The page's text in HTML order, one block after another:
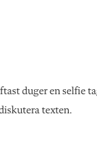
duger en selfie
texten.